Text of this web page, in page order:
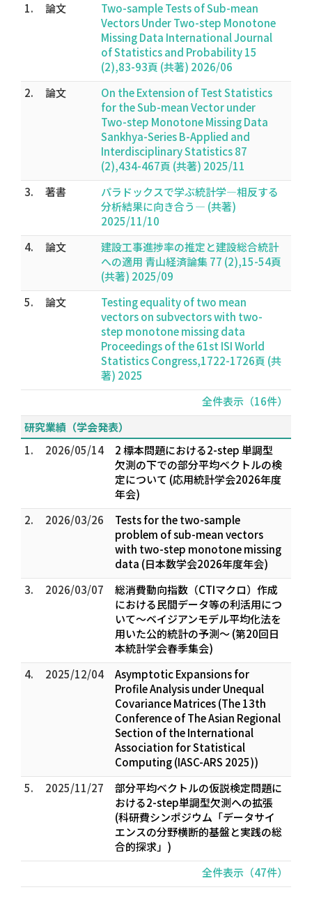
1.
論文
Two-sample Tests of Sub-mean
Vectors Under Two-step Monotone
Missing Data International Journal
of Statistics and Probability 15
(2),83-93頁 (共著) 2026/06
2.
論文
On the Extension of Test Statistics
for the Sub-mean Vector under
Two-step Monotone Missing Data
Sankhya-Series B-Applied and
Interdisciplinary Statistics 87
(2),434-467頁 (共著) 2025/11
3.
著書
パラドックスで学ぶ統計学―相反する
分析結果に向き合う― (共著)
2025/11/10
4.
論文
建設工事進捗率の推定と建設総合統計
への適用 青山経済論集 77 (2),15-54頁
(共著) 2025/09
5.
論文
Testing equality of two mean
vectors on subvectors with two-
step monotone missing data
Proceedings of the 61st ISI World
Statistics Congress,1722-1726頁 (共
著) 2025
全件表示（16件）
研究業績（学会発表）
1.
2026/05/14
2 標本問題における2-step 単調型
欠測の下での部分平均ベクトルの検
定について (応用統計学会2026年度
年会)
2.
2026/03/26
Tests for the two-sample
problem of sub-mean vectors
with two-step monotone missing
data (日本数学会2026年度年会)
3.
2026/03/07
総消費動向指数（CTIマクロ）作成
における民間データ等の利活用につ
いて～ベイジアンモデル平均化法を
用いた公的統計の予測～ (第20回日
本統計学会春季集会)
4.
2025/12/04
Asymptotic Expansions for
Profile Analysis under Unequal
Covariance Matrices (The 13th
Conference of The Asian Regional
Section of the International
Association for Statistical
Computing (IASC-ARS 2025))
5.
2025/11/27
部分平均ベクトルの仮説検定問題に
おける2-step単調型欠測への拡張
(科研費シンポジウム「データサイ
エンスの分野横断的基盤と実践の総
合的探求」)
全件表示（47件）